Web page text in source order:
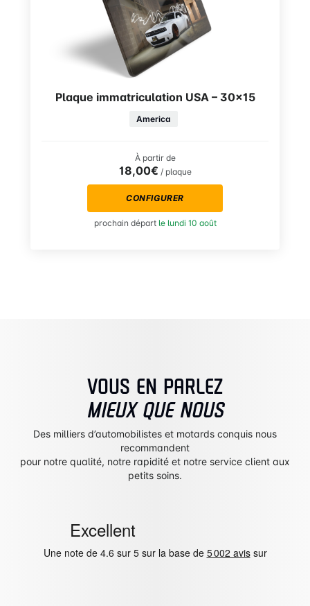
Plaque immatriculation USA – 30×15
America
À partir de
18,00€ / plaque
CONFIGURER
prochain départ le lundi 10 août
VOUS EN PARLEZ
MIEUX QUE NOUS
Des milliers d’automobilistes et motards conquis nous
recommandent
pour notre qualité, notre rapidité et notre service client aux
petits soins.